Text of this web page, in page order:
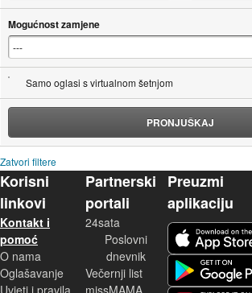
Mogućnost zamjene
Samo oglasi s virtualnom šetnjom
PRONJUŠKAJ
Zatvori filtere
Korisni
linkovi
Kontakt i
pomoć
O nama
Oglašavanje
Uvjeti i pravila
Partnerski
portali
24sata
Poslovni
dnevnik
Večernji list
missMAMA
Preuzmi
aplikaciju